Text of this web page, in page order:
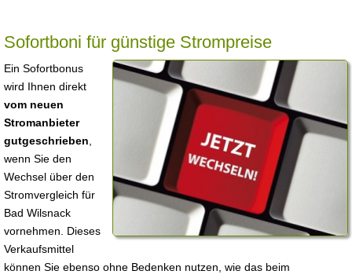
Sofortboni für günstige Strompreise
Ein Sofortbonus
wird Ihnen direkt
vom neuen
Stromanbieter
gutgeschrieben
wenn Sie den
Wechsel über den
Stromvergleich für
Bad Wilsnack
vornehmen. Dieses
Verkaufsmittel
können Sie ebenso ohne Bedenken nutzen, wie das beim